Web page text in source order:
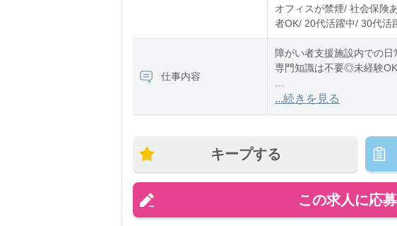
オフィスが禁煙/ 社会保険
者OK/ 20代活躍中/ 30代活
仕事内容
障がい者支援施設内での日
専門知識は不要◎未経験OK
《具体的には》
＊お掃除
＊買い物の同行
...続きを見る
キープする
この求人に応